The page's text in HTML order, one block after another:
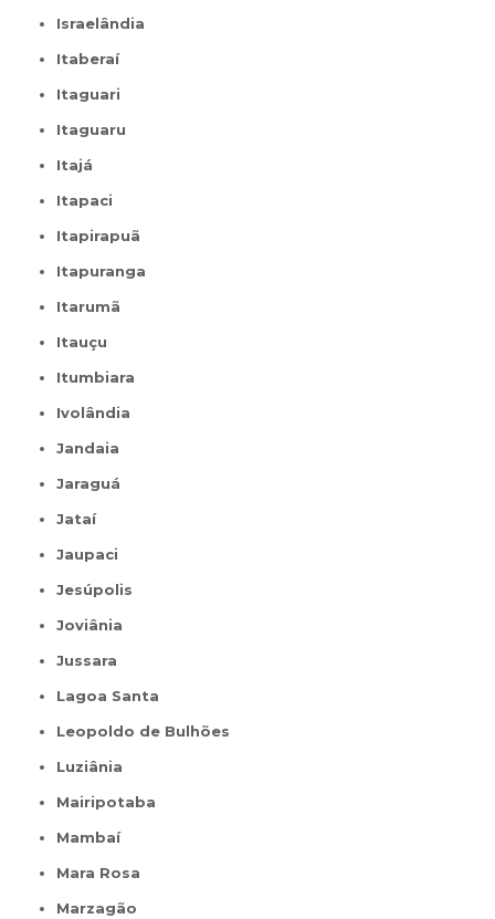
Israelândia
Itaberaí
Itaguari
Itaguaru
Itajá
Itapaci
Itapirapuã
Itapuranga
Itarumã
Itauçu
Itumbiara
Ivolândia
Jandaia
Jaraguá
Jataí
Jaupaci
Jesúpolis
Joviânia
Jussara
Lagoa Santa
Leopoldo de Bulhões
Luziânia
Mairipotaba
Mambaí
Mara Rosa
Marzagão